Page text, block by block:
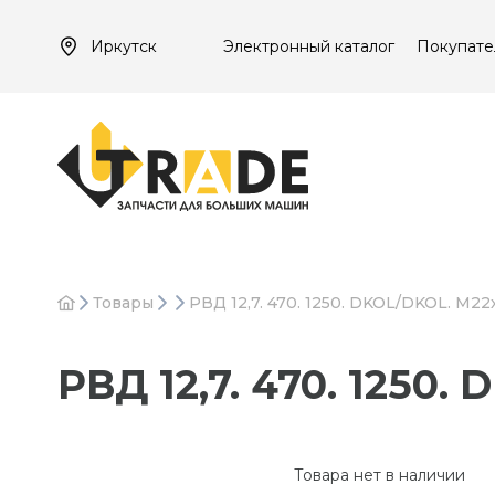
Иркутск Электронный каталог
Товары РВД 12,7. 470. 1250. DKOL/DKOL.
РВД 12,7. 470. 1250.
Товара нет в наличии